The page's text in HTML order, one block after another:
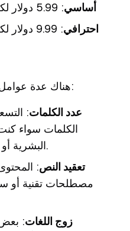
أساسي: 5.99 دولار لكل 100,000 كلمة
احترافي: 9.99 دولار لكل 100,000 كلمة
هناك عدة عوامل تؤثر على تكلفة الترجمة:
عدد الكلمات:
الكلمات سواء
البشرية أو الذكاء الاصطناعي.
تعقيد النص:
مصطلحات تقنية أو
زوج اللغات: بعض